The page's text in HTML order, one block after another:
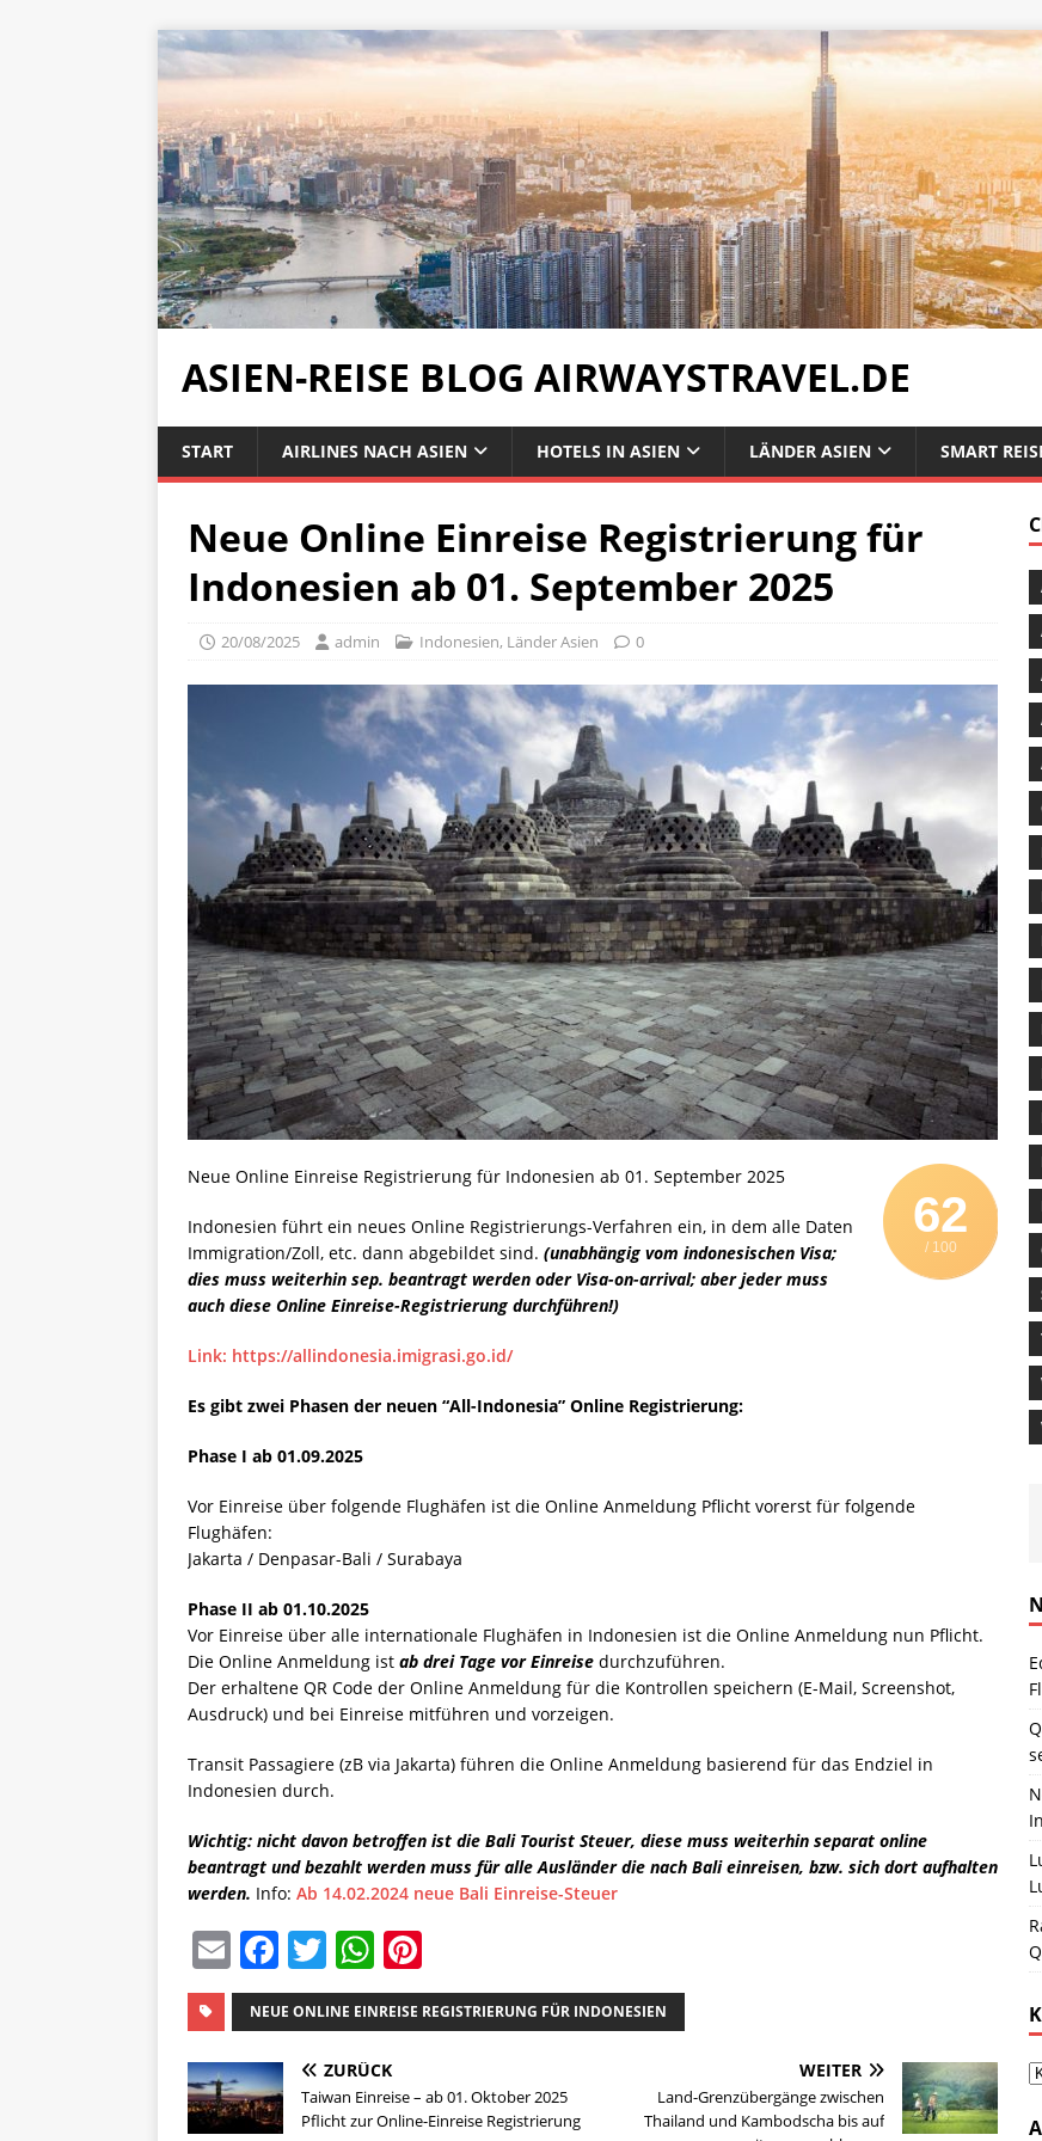
ASIEN-REISE BLOG AIRWAYSTRAVEL.DE
START AIRLINES NACH ASIEN HOTELS IN ASIEN LÄNDER ASIEN SMART
Neue Online Einreise Registrierung für
Indonesien ab 01. September 2025
20/08/2025 admin Indonesien, Länder Asien 0
62
/ 100
Neue Online Einreise Registrierung für Indonesien ab 01. September 2025
Indonesien führt ein neues Online Registrierungs-Verfahren ein, in dem alle Daten
Immigration/Zoll, etc. dann abgebildet sind. (unabhängig vom indonesischen Visa;
dies muss weiterhin sep. beantragt werden oder Visa-on-arrival; aber jeder muss
auch diese Online Einreise-Registrierung durchführen!)
Link: https://allindonesia.imigrasi.go.id/
Es gibt zwei Phasen der neuen “All-Indonesia” Online Registrierung:
Phase I ab 01.09.2025
Vor Einreise über folgende Flughäfen ist die Online Anmeldung Pflicht vorerst für folgende
Flughäfen:
Jakarta / Denpasar-Bali / Surabaya
Phase II ab 01.10.2025
Vor Einreise über alle internationale Flughäfen in Indonesien ist die Online Anmeldung nun Pflicht.
Die Online Anmeldung ist ab drei Tage vor Einreise durchzuführen.
Der erhaltene QR Code der Online Anmeldung für die Kontrollen speichern (E-Mail, Screenshot,
Ausdruck) und bei Einreise mitführen und vorzeigen.
Transit Passagiere (zB via Jakarta) führen die Online Anmeldung basierend für das Endziel in
Indonesien durch.
Wichtig: nicht davon betroffen ist die Bali Tourist Steuer, diese muss weiterhin separat online
beantragt und bezahlt werden muss für alle Ausländer die nach Bali einreisen, bzw. sich dort aufhalten
werden. Info: Ab 14.02.2024 neue Bali Einreise-Steuer
E
m
ai
l
F
a
c
e
b
T
w
it
te
r
W
h
at
s
A
n
te
st
NEUE ONLINE EINREISE REGISTRIERUNG FÜR INDONESIEN
ZURÜCK
Taiwan Einreise – ab 01. Oktober 2025
Pflicht zur Online-Einreise Registrierung
WEITER
Land-Grenzübergänge zwischen
Thailand und Kambodscha bis auf